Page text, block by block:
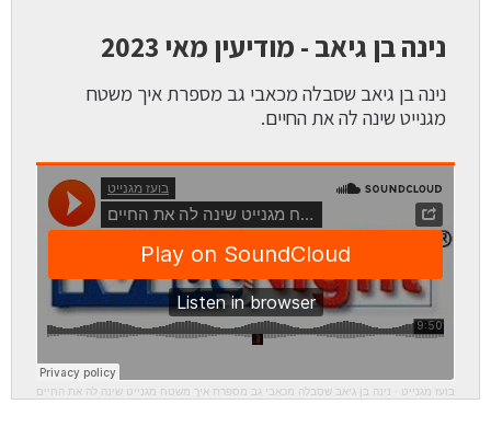
נינה בן גיאב - מודיעין מאי 2023
נינה בן גיאב שסבלה מכאבי גב מספרת איך משטח
מגנייט שינה לה את החיים.
בועז מגנייט · נינה בן גיאב שסבלה מכאבי גב מספרת איך משטח מגנייט שינה לה את החיים